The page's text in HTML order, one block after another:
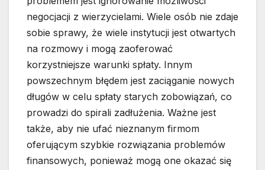
negocjacji z wierzycielami. Wiele osób nie zdaje
sobie sprawy, że wiele instytucji jest otwartych
na rozmowy i mogą zaoferować
korzystniejsze warunki spłaty. Innym
powszechnym błędem jest zaciąganie nowych
długów w celu spłaty starych zobowiązań, co
prowadzi do spirali zadłużenia. Ważne jest
także, aby nie ufać nieznanym firmom
oferującym szybkie rozwiązania problemów
finansowych, ponieważ mogą one okazać się